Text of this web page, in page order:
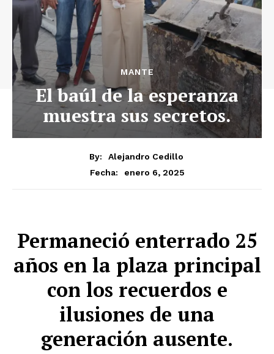
MANTE
El baúl de la esperanza
muestra sus secretos.
By:
Alejandro Cedillo
Fecha:
enero 6, 2025
Permaneció enterrado 25
años en la plaza principal
con los recuerdos e
ilusiones de una
generación ausente.